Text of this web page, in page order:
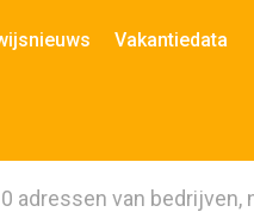
Vakantiedata
adressen van bedrijven,